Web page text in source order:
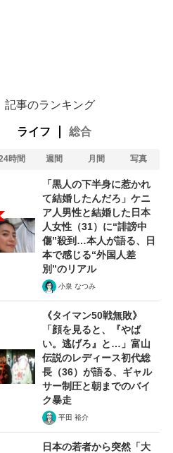
記事のランキング
ライフ 総合
時間 週間 月間 写真
「黒人の下半身に惹かれ
て結婚したんだろ」ケニ
ア人男性と結婚した日本
人女性（31）に“誹謗中
傷”殺到…本人が語る、日
本で感じる“外国人差
別”のリアル
小泉 なつみ
《タイマン50戦無敗》
「顔を見ると、『やば
い。逃げろ』と…」富山
伝説のレディース初代総
長（36）が語る、ギャル
サー制圧と朝までのバイ
ク暴走
平田 裕介
日本の若者から突然「大